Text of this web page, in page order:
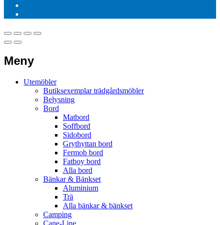
Meny
Utemöbler
Butiksexemplar trädgårdsmöbler
Belysning
Bord
Matbord
Soffbord
Sidobord
Grythyttan bord
Fermob bord
Fatboy bord
Alla bord
Bänkar & Bänkset
Aluminium
Trä
Alla bänkar & bänkset
Camping
Cane-Line